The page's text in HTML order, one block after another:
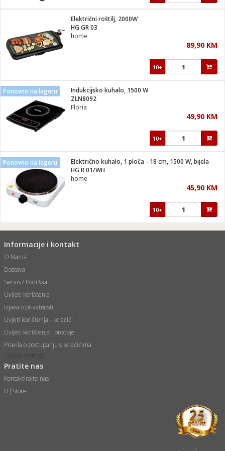
Električni roštilj, 2000W
HG GR 03
home
89,90 KM
10+
Ponovno na lageru
Indukcijsko kuhalo, 1500 W
ZLN8092
Floria
49,90 KM
10+
Ponovno na lageru
Električno kuhalo, 1 ploča - 18 cm, 1500 W, bijela
HG R 01/WH
home
45,90 KM
10+
Informacije i kontakt
O Nama
Dostava
Servis / Podrška
Uvijeti korištenja
Izjava o privatnosti
Uvjeti korištenja - kolačići
Uvijeti korištenja i prodaje
Pravila o postupanju s kolačićima
Cookie settings
Pratite nas
Kontaktirajte nas
D|Store